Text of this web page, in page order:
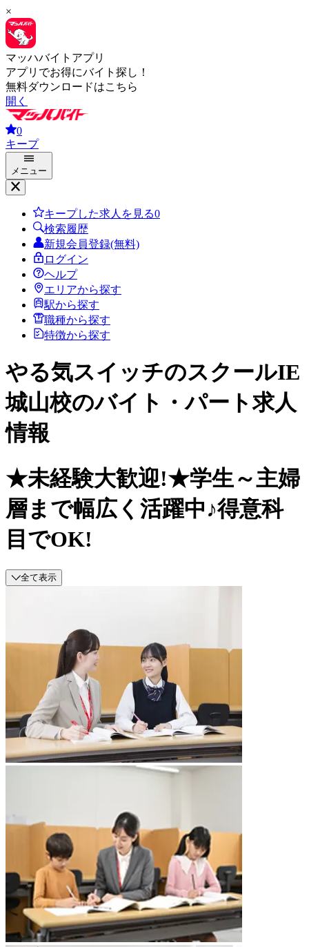
×
マッハバイトアプリ
アプリでお得にバイト探し！
無料ダウンロードはこちら
開く
0
キープ
メニュー
キープした求人を見る0
検索履歴
新規会員登録(無料)
ログイン
ヘルプ
エリアから探す
駅から探す
職種から探す
特徴から探す
やる気スイッチのスクールIE
城山校のバイト・パート求人
情報
★未経験大歓迎!★学生～主婦
層まで幅広く活躍中♪得意科
目でOK!
全て表示